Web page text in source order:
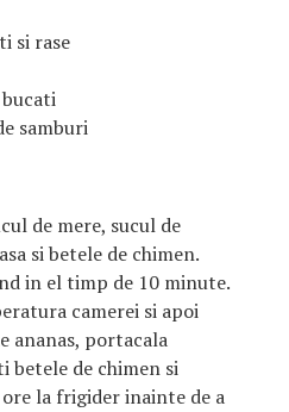
si rase
samburi
de mere, sucul de
si betele de chimen.
in el timp de 10 minute.
camerei si apoi
ananas, portacala
betele de chimen si
la frigider inainte de a